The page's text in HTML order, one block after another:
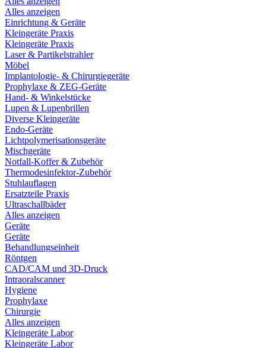
Alles anzeigen
Einrichtung & Geräte
Kleingeräte Praxis
Kleingeräte Praxis
Laser & Partikelstrahler
Möbel
Implantologie- & Chirurgiegeräte
Prophylaxe & ZEG-Geräte
Hand- & Winkelstücke
Lupen & Lupenbrillen
Diverse Kleingeräte
Endo-Geräte
Lichtpolymerisationsgeräte
Mischgeräte
Notfall-Koffer & Zubehör
Thermodesinfektor-Zubehör
Stuhlauflagen
Ersatzteile Praxis
Ultraschallbäder
Alles anzeigen
Geräte
Geräte
Behandlungseinheit
Röntgen
CAD/CAM und 3D-Druck
Intraoralscanner
Hygiene
Prophylaxe
Chirurgie
Alles anzeigen
Kleingeräte Labor
Kleingeräte Labor